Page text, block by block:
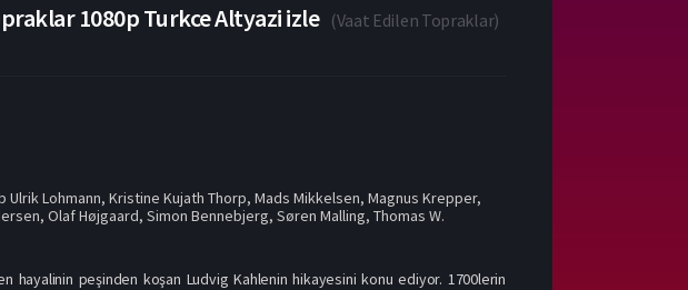
1080p Turkce Altyazi izle (Vaat Edilen Topraklar)
Ulrik Lohmann,Kristine Kujath Thorp,Mads Mikkelsen,Magnus Krepper,
,Olaf Højgaard,Simon Bennebjerg,Søren Malling,Thomas W.
hayalinin peşinden koşan Ludvig Kahlenin hikayesini konu ediyor. 1700lerin